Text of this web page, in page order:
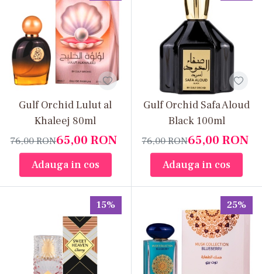
Gulf Orchid Lulut al
Khaleej 80ml
65,00RON
76,00RON
Adauga in cos
Gulf Orchid Safa Aloud
Black 100ml
65,00 RON
76,00RON
Adauga in cos
15% 25%